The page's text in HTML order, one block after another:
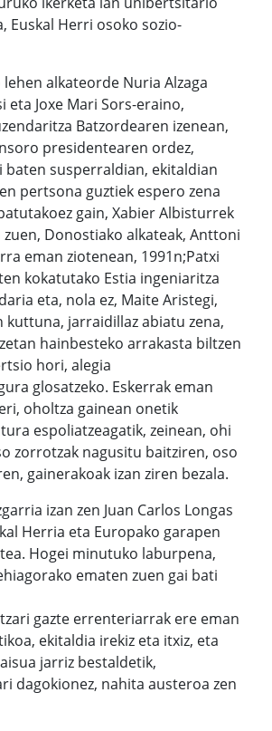
Euskal Herri osoko sozio-
alkateorde Nuria Alzaga
eta Joxe Mari Sors-eraino,
Batzordearen izenean,
presidentearen ordez,
baten susperraldian, ekitaldian
pertsona guztiek espero zena
gain, Xabier Albisturrek
Donostiako alkateak, Anttoni
eman ziotenean, 1991n;Patxi
kokatutako Estia ingeniaritza
eta, nola ez, Maite Aristegi,
kuttuna, jarraidillaz abiatu zena,
hainbesteko arrakasta biltzen
hori, alegia
glosatzeko. Eskerrak eman
oholtza gainean onetik
espoliatzeagatik, zeinean, ohi
zorrotzak nagusitu baitziren, oso
gainerakoak izan ziren bezala.
izan zen Juan Carlos Longas
Herria eta Europako garapen
Hogei minutuko laburpena,
ematen zuen gai bati
gazte errenteriarrak ere eman
ekitaldia irekiz eta itxiz, eta
jarriz bestaldetik,
dagokionez, nahita austeroa zen